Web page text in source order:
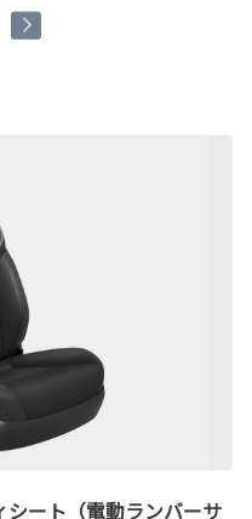
ート（電動ランバーサ